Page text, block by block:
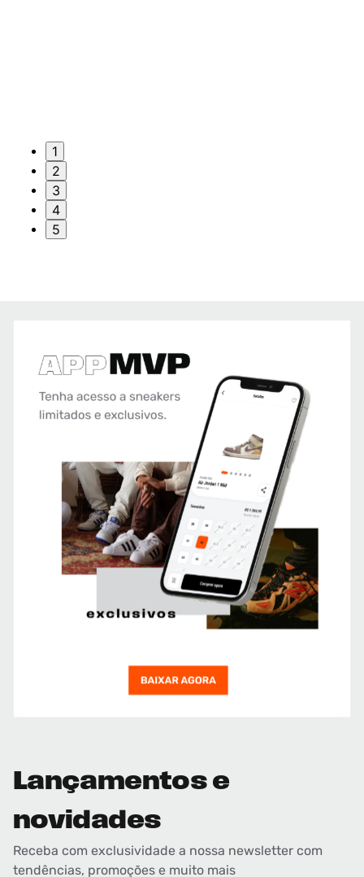
1
2
3
4
5
Lançamentos e
novidades
Receba com exclusividade a nossa newsletter com
tendências, promoções e muito mais